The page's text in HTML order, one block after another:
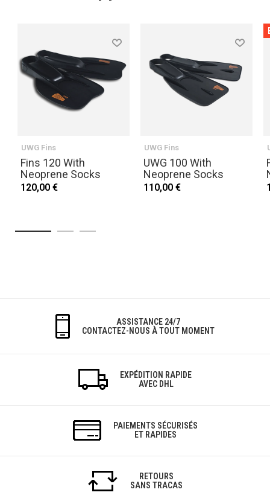
UWG Fins
Fins 120 With
Neoprene Socks
120,00 €
UWG Fins
UWG 100 With
Neoprene Socks
110,00 €
ASSISTANCE 24/7
CONTACTEZ-NOUS À TOUT MOMENT
EXPÉDITION RAPIDE
AVEC DHL
PAIEMENTS SÉCURISÉS
ET RAPIDES
RETOURS
SANS TRACAS